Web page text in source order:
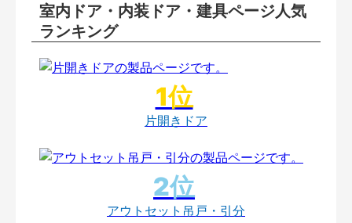
室内ドア・内装ドア・建具ページ人気
ランキング
片開きドア
アウトセット吊戸・引分